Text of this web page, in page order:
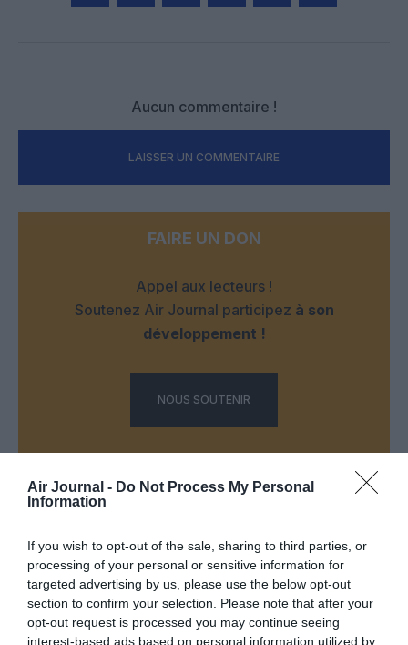
Air Journal - Do Not Process My Personal
Information
If you wish to opt-out of the sale, sharing to third parties, or
processing of your personal or sensitive information for
targeted advertising by us, please use the below opt-out
section to confirm your selection. Please note that after your
opt-out request is processed you may continue seeing
interest-based ads based on personal information utilized by
Aucun commentaire !
LAISSER UN COMMENTAIRE
FAIRE UN DON
Appel aux lecteurs !
Soutenez Air Journal participez à son
développement !
NOUS SOUTENIR
DERNIERS COMMENTAIRES
SERGE13a commenté l'article :